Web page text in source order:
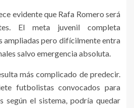
evidente que Rafa Romero será
El meta juvenil completa
ampliadas pero difícilmente entra
salvo emergencia absoluta.
más complicado de predecir.
futbolistas convocados para
según el sistema, podría quedar